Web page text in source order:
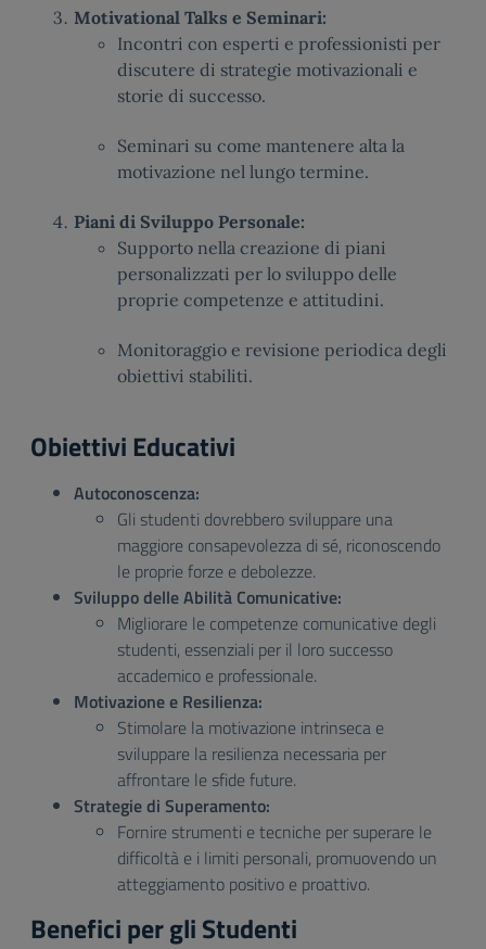
Motivational Talks e Seminari:
Incontri con esperti e professionisti per
discutere di strategie motivazionali e
storie di successo.
Seminari su come mantenere alta la
motivazione nel lungo termine.
Piani di Sviluppo Personale:
Supporto nella creazione di piani
personalizzati per lo sviluppo delle
proprie competenze e attitudini.
Monitoraggio e revisione periodica degli
obiettivi stabiliti.
Obiettivi Educativi
Autoconoscenza:
Gli studenti dovrebbero sviluppare una
maggiore consapevolezza di sé, riconoscendo
le proprie forze e debolezze.
Sviluppo delle Abilità Comunicative:
Migliorare le competenze comunicative degli
studenti, essenziali per il loro successo
accademico e professionale.
Motivazione e Resilienza:
Stimolare la motivazione intrinseca e
sviluppare la resilienza necessaria per
affrontare le sfide future.
Strategie di Superamento:
Fornire strumenti e tecniche per superare le
difficoltà e i limiti personali, promuovendo un
atteggiamento positivo e proattivo.
Benefici per gli Studenti